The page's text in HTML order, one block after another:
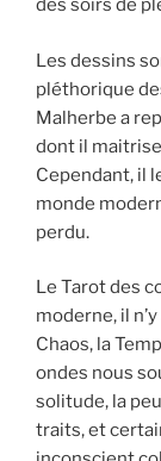
des soirs de
Les dessins
pléthorique
Malherbe a
dont il
Cependant, il
monde
perdu.
Le Tarot des
moderne, il
Chaos, la
ondes nous
solitude, la
traits, et